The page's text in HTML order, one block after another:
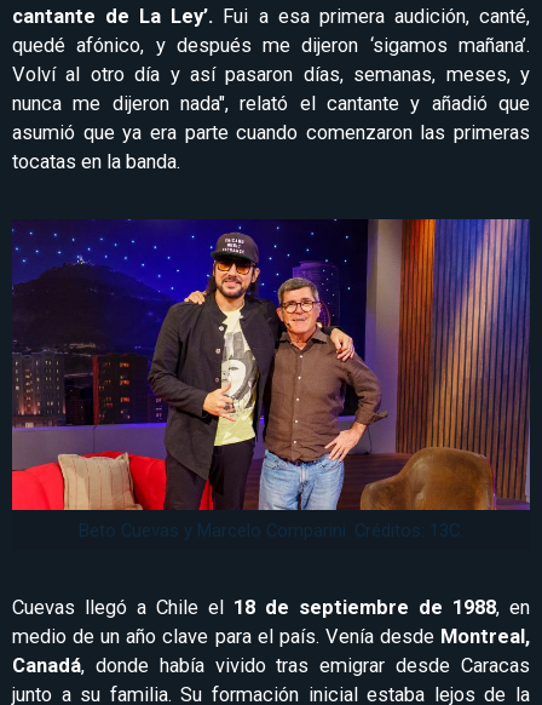
cantante de La Ley’. Fui a esa primera audición, canté,
quedé afónico, y después me dijeron ‘sigamos mañana’.
Volví al otro día y así pasaron días, semanas, meses, y
nunca me dijeron nada", relató el cantante y añadió que
asumió que ya era parte cuando comenzaron las primeras
tocatas en la banda.
Beto Cuevas y Marcelo Comparini. Créditos: 13C.
Cuevas llegó a Chile el 18 de septiembre de 1988, en
medio de un año clave para el país. Venía desde Montreal,
Canadá, donde había vivido tras emigrar desde Caracas
junto a su familia. Su formación inicial estaba lejos de la